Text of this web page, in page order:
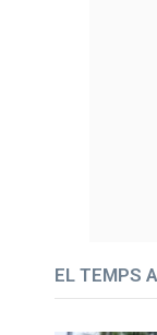
EL TEMPS